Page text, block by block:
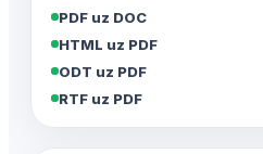
PDF uz DOC
HTML uz PDF
ODT uz PDF
RTF uz PDF